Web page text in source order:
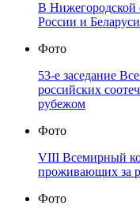
В Нижегородской
России и Беларуси
Фото
53-е заседание
российских
рубежом
Фото
VIII Всемирный
проживающих за
Фото